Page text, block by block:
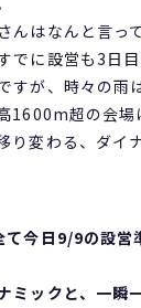
んはなんと言っ
でに設営も3日
すが、時々の雨
1600m超の会場
り変わる、ダイ
て今日9/9の設営
ミックと、一瞬